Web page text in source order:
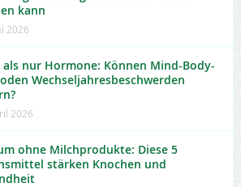
kann
2026
als nur Hormone: Können Mind-Body-
Wechseljahresbeschwerden
2026
ohne Milchprodukte: Diese 5
stärken Knochen und